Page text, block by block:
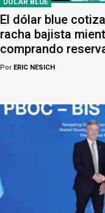
DÓLAR BLUE
El dólar blue
racha bajista
comprando
Por ERIC NESICH